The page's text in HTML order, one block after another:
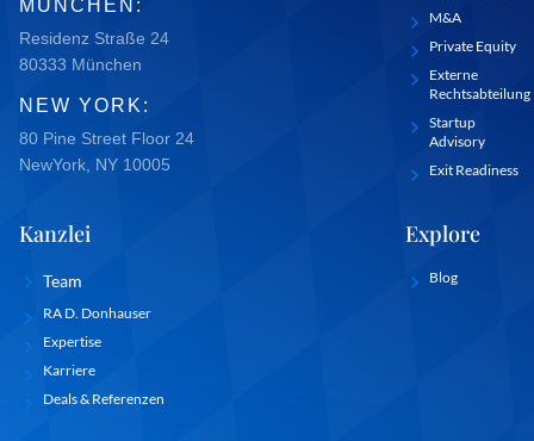
MÜNCHEN:
Residenz Straße 24
80333 München
NEW YORK:
80 Pine Street Floor 24
NewYork, NY 10005
M&A
Private Equity
Externe
Rechtsabteilung
Startup
Advisory
Exit Readiness
Kanzlei
Team
RA D. Donhauser
Expertise
Karriere
Deals & Referenzen
Explore
Blog